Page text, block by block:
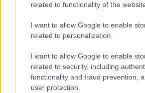
related to functionality of the
I want to allow Google to enable
related to personalization.
I want to allow Google to enable
related to security, including
functionality and fraud prevention,
user protection.
megállás nélkül, csak a mai napon,
három ilyen videót is közzétettek.
akik elmondták, a feljelentést
karácsonnyal foglalkoznának már.
TOVÁBB OLVASOM
JNSZ megyei hírek